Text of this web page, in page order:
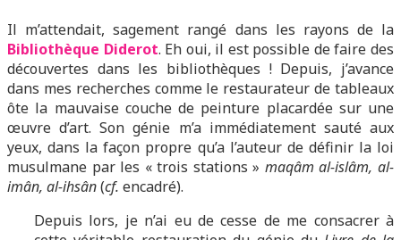
Il m’attendait, sagement rangé dans les rayons de la
Bibliothèque Diderot. Eh oui, il est possible de faire des
découvertes dans les bibliothèques ! Depuis, j’avance
dans mes recherches comme le restaurateur de tableaux
ôte la mauvaise couche de peinture placardée sur une
œuvre d’art. Son génie m’a immédiatement sauté aux
yeux, dans la façon propre qu’a l’auteur de définir la loi
musulmane par les « trois stations » maqâm al-islâm, al-
imân, al-ihsân(cf. encadré).
Depuis lors, je n’ai eu de cesse de me consacrer à